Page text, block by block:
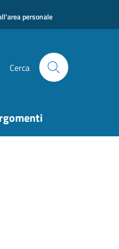
personale
Cerca